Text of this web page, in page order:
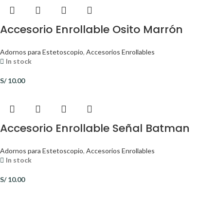
Accesorio Enrollable Osito Marrón
Adornos para Estetoscopio, Accesorios Enrollables
In stock
S/10.00
Accesorio Enrollable Señal Batman
Adornos para Estetoscopio, Accesorios Enrollables
In stock
S/10.00